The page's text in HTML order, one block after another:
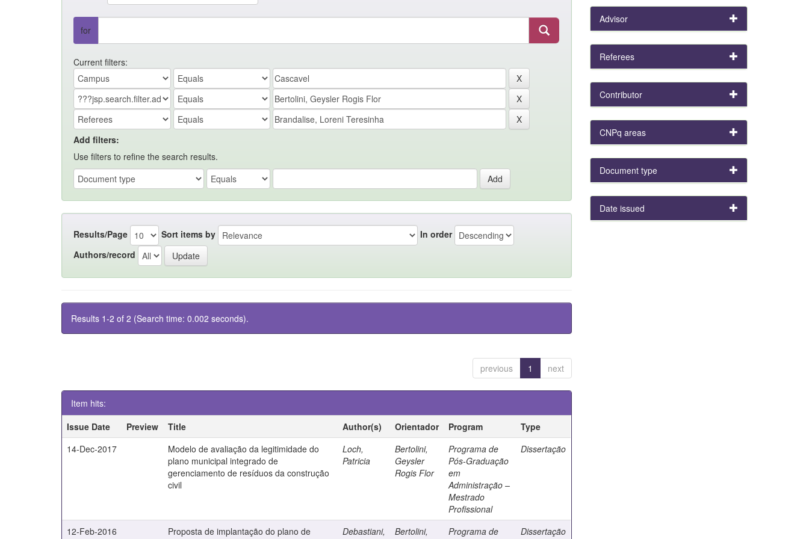
for
Current filters:
Add filters:
Use filters to refine the search results.
Results/Page Sort items by
In order
Authors/record
Results 1-2 of 2 (Search time: 0.002 seconds).
previous 1 next
Item hits:
Issue Date
Preview Title Author(s) Orientador Program
Type
14-Dec-2017
Modelo de avaliação da legitimidade do
plano municipal integrado de
gerenciamento de resíduos da construção
civil
Loch,
Patricia
Bertolini,
Geysler
Rogis Flor
Programa de
Pós-Graduação
em
Administração –
Mestrado
Profissional
Dissertação
12-Feb-2016
Proposta de implantação do plano de
Debastiani,
Bertolini,
Programa de
Dissertação
Advisor
Referees
Contributor
CNPq areas
Document type
Date issued